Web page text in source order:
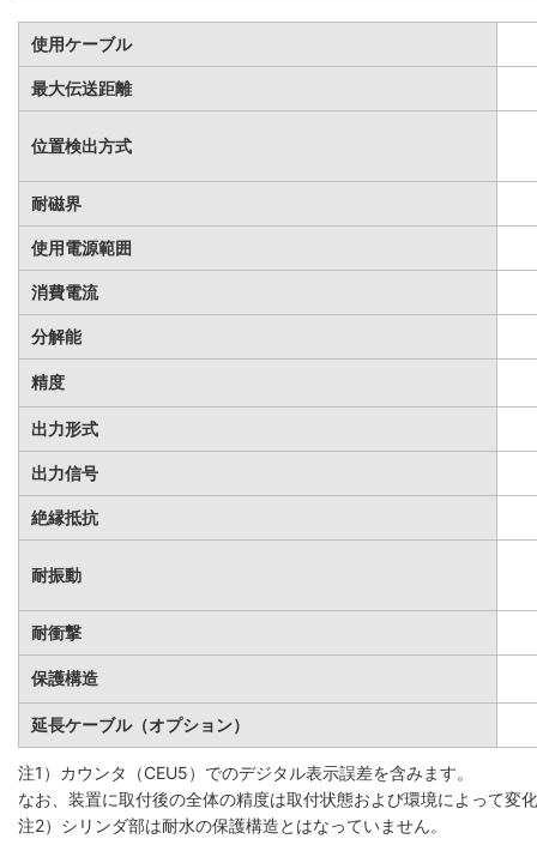
使用ケーブル
最大伝送距離
位置検出方式
耐磁界
使用電源範囲
消費電流
分解能
精度
出力形式
出力信号
絶縁抵抗
耐振動
耐衝撃
保護構造
延長ケーブル（オプション）
注1）カウンタ（CEU5）でのデジタル表示誤差を含みます。
なお、装置に取付後の全体の精度は取付状態および環境によって
注2）シリンダ部は耐水の保護構造とはなっていません。